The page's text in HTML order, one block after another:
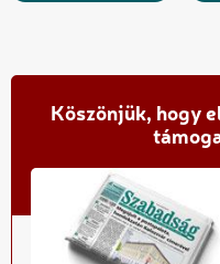
Köszönjük, hogy